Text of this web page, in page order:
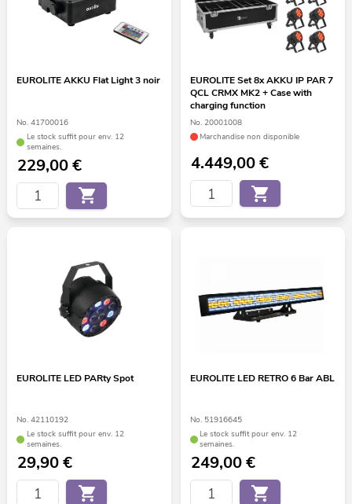
EUROLITE AKKU Flat Light 3 noir
No. 41700016
Le stock suffit pour env. 12
semaines.
229,00€
EUROLITE Set 8x AKKU IP PAR 7
QCL CRMX MK2 + Case with
charging function
No. 20001008
Marchandise non disponible
4.449,00€
EUROLITE LED PARty Spot
No. 42110192
Le stock suffit pour env. 12
semaines.
29,90€
EUROLITE LED RETRO 6 Bar ABL
No. 51916645
Le stock suffit pour env. 12
semaines.
249,00€